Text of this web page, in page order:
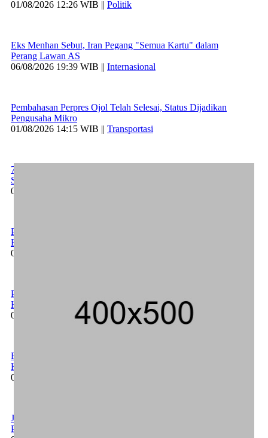
01/08/2026 12:26 WIB || Politik
Eks Menhan Sebut, Iran Pegang "Semua Kartu" dalam
Perang Lawan AS
06/08/2026 19:39 WIB || Internasional
Pembahasan Perpres Ojol Telah Selesai, Status Dijadikan
Pengusaha Mikro
01/08/2026 14:15 WIB || Transportasi
707 Guru dan Siswa SMKN 6 Semarang Keracunan, BGN
Suspend SPPG Karangturi
02/08/2026 14:42 WIB ||
Praperadilan Ketiga Roy Suryo Ditolak, Gagal Dapat Ganti
Rugi Rp 206 Juta
06/08/2026 12:28 WIB ||
Peluncuran Buku dan Simposium Nasional Nusantara Centre
Hasilkan Maklumat Merdeka Barat
04/08/2026 22:54 WIB ||Makro/Mikro
Eksepsinya Diterima Hakim, Dokter Tifa Praperadilankan
Kejaksaan
04/08/2026 18:37 WIB ||
Jenderal Dudung Pimpin Peluncuran Buku dan Diskusi UU
Perekonomian Nasional